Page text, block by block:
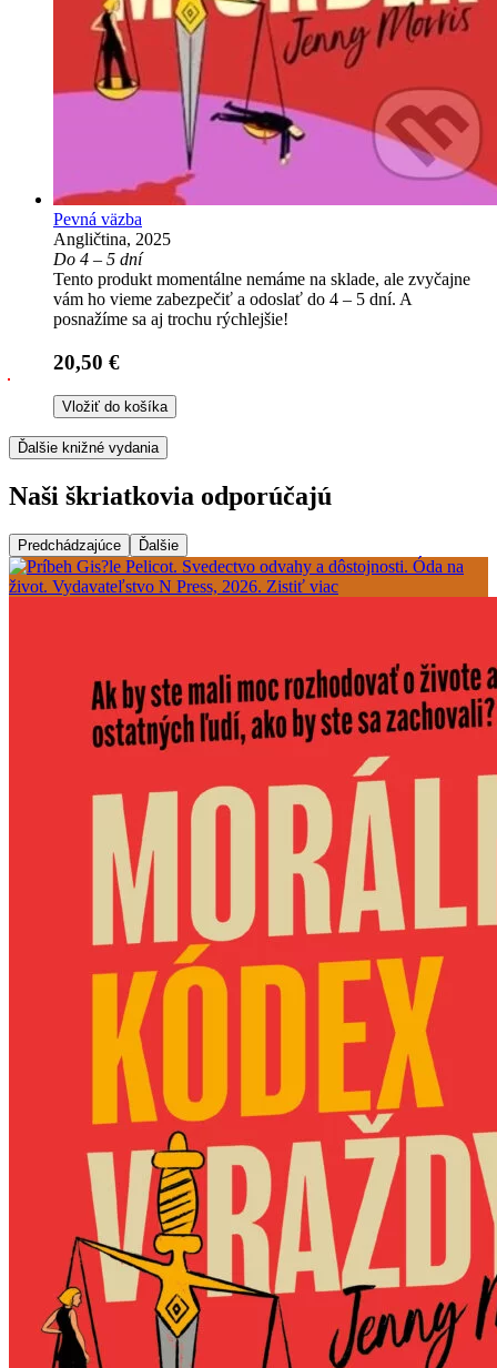
Pevná väzba
Angličtina, 2025
Do 4 – 5 dní
Tento produkt momentálne nemáme na sklade, ale zvyčajne
vám ho vieme zabezpečiť a odoslať do 4 – 5 dní. A
posnažíme sa aj trochu rýchlejšie!
20,50 €
Vložiť do košíka
Ďalšie knižné vydania
Naši škriatkovia odporúčajú
Predchádzajúce Ďalšie